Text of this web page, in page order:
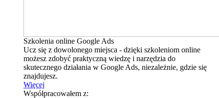
Szkolenia online Google Ads
Ucz się z dowolonego miejsca - dzięki szkoleniom online
możesz zdobyć praktyczną wiedzę i narzędzia do
skutecznego działania w Google Ads, niezależnie, gdzie się
znajdujesz.
Więcej
Współpracowałem z: